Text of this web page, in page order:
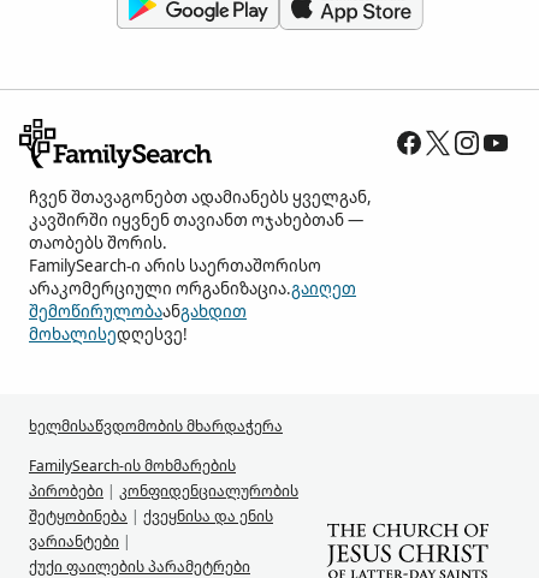
ჩვენ შთავაგონებთ ადამიანებს ყველგან,
კავშირში იყვნენ თავიანთ ოჯახებთან —
თაობებს შორის.
FamilySearch-ი არის საერთაშორისო
არაკომერციული ორგანიზაცია.გაიღეთ
შემოწირულობაანგახდით
მოხალისედღესვე!
ხელმისაწვდომობის მხარდაჭერა
FamilySearch-ის მოხმარების
პირობები | კონფიდენციალურობის
შეტყობინება | ქვეყნისა და ენის
ვარიანტები |
ქუქი ფაილების პარამეტრები